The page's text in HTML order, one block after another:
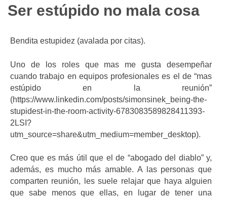
Ser estúpido no mala cosa
Bendita estupidez (avalada por citas).
Uno de los roles que mas me gusta desempeñar
cuando trabajo en equipos profesionales es el de “mas
estúpido en la reunión”
(https://www.linkedin.com/posts/simonsinek_being-the-
stupidest-in-the-room-activity-6783083589828411393-
2LSI?
utm_source=share&utm_medium=member_desktop).
Creo que es más útil que el de “abogado del diablo” y,
además, es mucho más amable. A las personas que
comparten reunión, les suele relajar que haya alguien
que sabe menos que ellas, en lugar de tener una